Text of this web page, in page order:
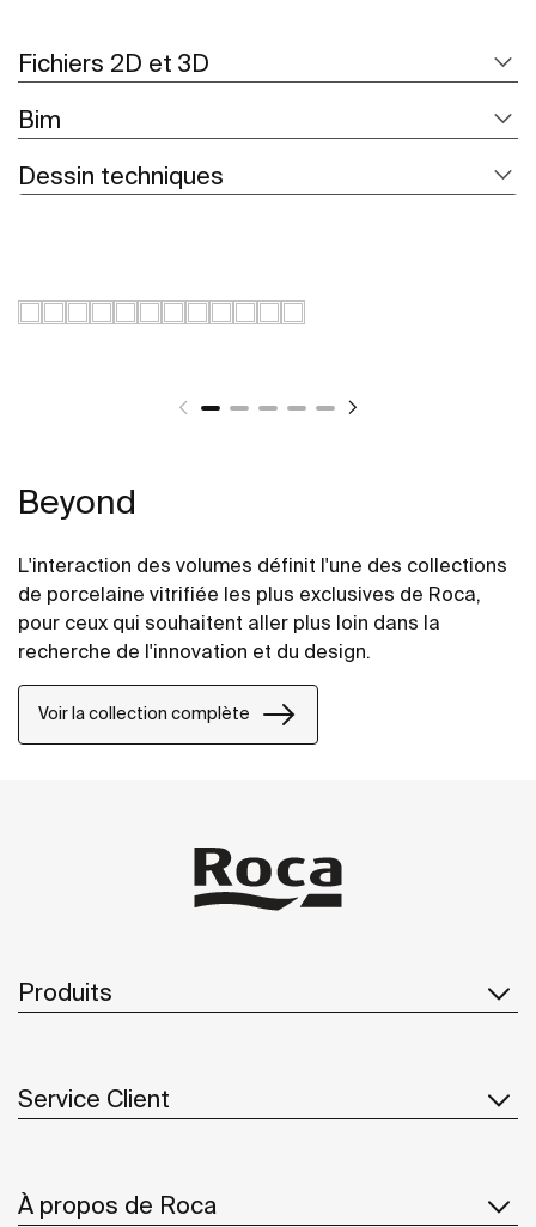
Fichiers 2D et 3D
Bim
Dessin techniques
Beyond
L'interaction des volumes définit l'une des collections
de porcelaine vitrifiée les plus exclusives de Roca,
pour ceux qui souhaitent aller plus loin dans la
recherche de l'innovation et du design.
Voir la collection complète
Produits
Service Client
À propos de Roca